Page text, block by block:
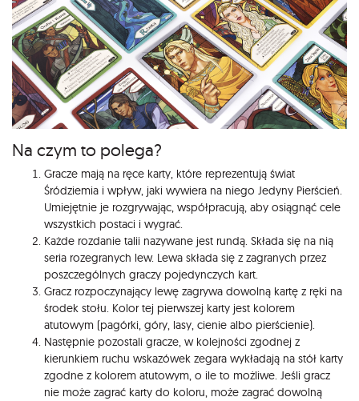
Na czym to polega?
Gracze mają na ręce karty, które reprezentują świat
Śródziemia i wpływ, jaki wywiera na niego Jedyny Pierścień.
Umiejętnie je rozgrywając, współpracują, aby osiągnąć cele
wszystkich postaci i wygrać.
Każde rozdanie talii nazywane jest rundą. Składa się na nią
seria rozegranych lew. Lewa składa się z zagranych przez
poszczególnych graczy pojedynczych kart.
Gracz rozpoczynający lewę zagrywa dowolną kartę z ręki na
środek stołu. Kolor tej pierwszej karty jest kolorem
atutowym (pagórki, góry, lasy, cienie albo pierścienie).
Następnie pozostali gracze, w kolejności zgodnej z
kierunkiem ruchu wskazówek zegara wykładają na stół karty
zgodne z kolorem atutowym, o ile to możliwe. Jeśli gracz
nie może zagrać karty do koloru, może zagrać dowolną